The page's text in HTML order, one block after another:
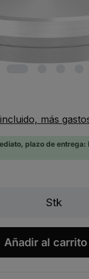
más
plazo de entrega:
Gib
Stk
Añadir al carrito